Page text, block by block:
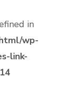
in
wp-
link-